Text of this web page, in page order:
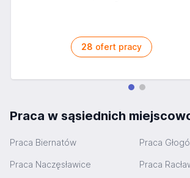
28 ofert pracy
Praca w sąsiednich
Praca Biernatów Praca
Praca Naczęsławice Praca